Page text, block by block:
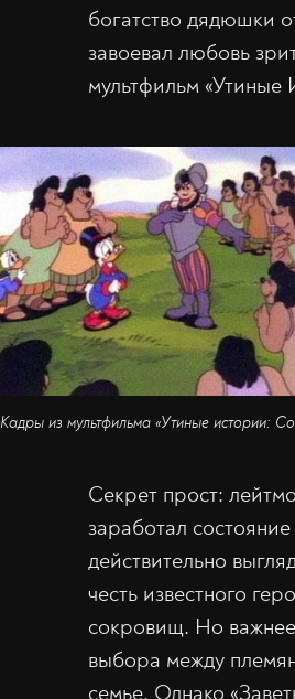
богатство дядюшки
завоевал любовь
мультфильм «Утиные
Кадры из мультфильма «Утиные истории:
Секрет прост:
заработал
действительно
честь известного
сокровищ. Но
выбора между
семье. Однако